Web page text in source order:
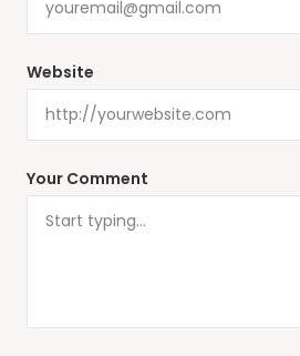
Your Comment
Website